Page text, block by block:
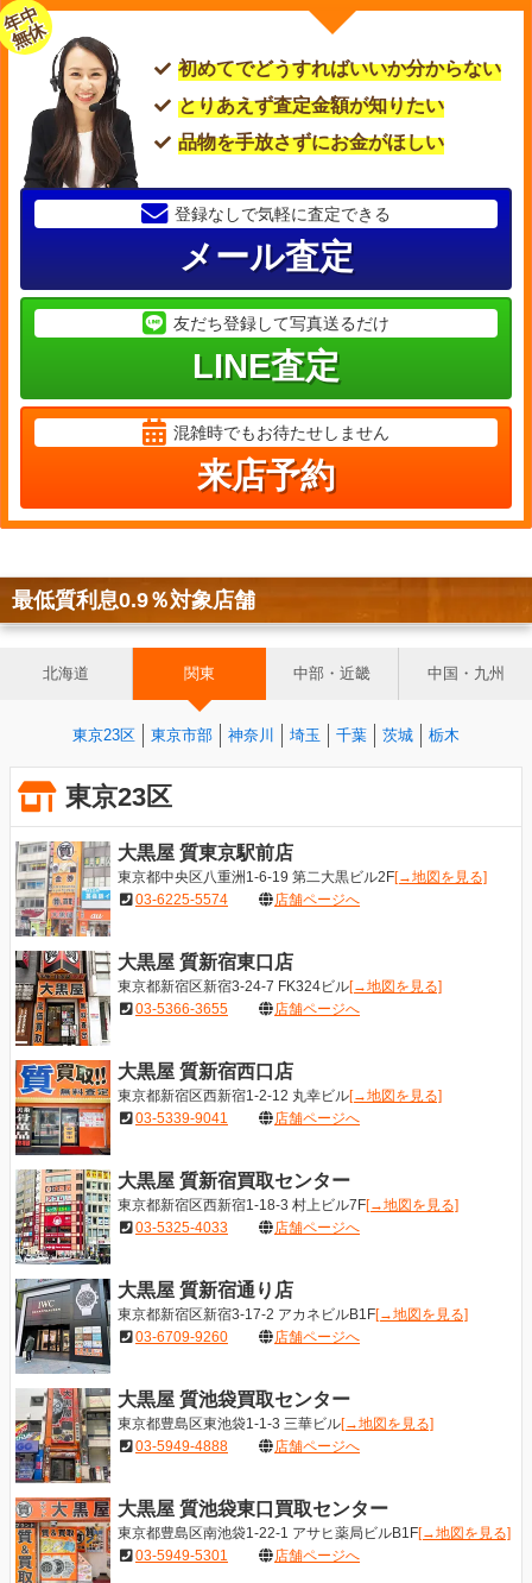
年中
無休
初めてでどうすればいいか分からない
とりあえず査定金額が知りたい
品物を手放さずにお金がほしい
登録なしで気軽に査定できる
メール査定
友だち登録して写真送るだけ
LINE査定
混雑時でもお待たせしません
来店予約
最低質利息0.9％対象店舗
北海道 関東 中部・近畿 中国・九州
東京23区 東京市部 神奈川 埼玉 千葉 茨城 栃木
東京23区
大黒屋 質東京駅前店
東京都中央区八重洲1-6-19 第二大黒ビル2F[→地図を見る]
03-6225-5574
店舗ページへ
大黒屋 質新宿東口店
東京都新宿区新宿3-24-7 FK324ビル[→地図を見る]
03-5366-3655
店舗ページへ
大黒屋 質新宿西口店
東京都新宿区西新宿1-2-12 丸幸ビル[→地図を見る]
03-5339-9041
店舗ページへ
大黒屋 質新宿買取センター
東京都新宿区西新宿1-18-3 村上ビル7F[→地図を見る]
03-5325-4033
店舗ページへ
大黒屋 質新宿通り店
東京都新宿区新宿3-17-2 アカネビルB1F[→地図を見る]
03-6709-9260
店舗ページへ
大黒屋 質池袋買取センター
東京都豊島区東池袋1-1-3 三華ビル[→地図を見る]
03-5949-4888
店舗ページへ
大黒屋 質池袋東口買取センター
東京都豊島区南池袋1-22-1 アサヒ薬局ビルB1F[→地図を見る]
03-5949-5301
店舗ページへ